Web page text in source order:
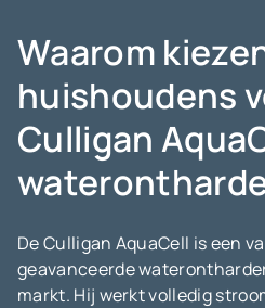
Waarom
huishoudens
Culligan
De Culligan AquaCell is een
geavanceerde
markt. Hij werkt volledig